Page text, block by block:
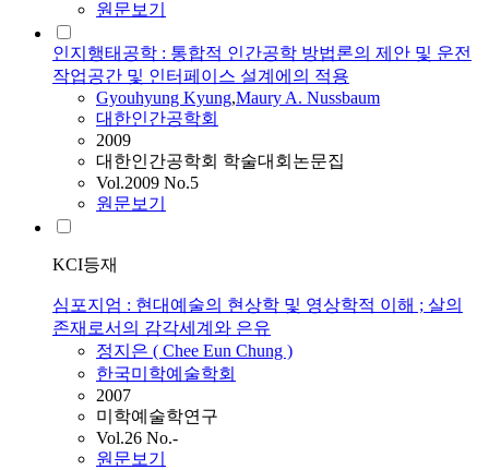
원문보기
인지행태공학 : 통합적 인간공학 방법론의 제안 및 운전
작업공간 및 인터페이스 설계에의 적용
Gyouhyung Kyung,Maury A. Nussbaum
대한인간공학회
2009
대한인간공학회 학술대회논문집
Vol.2009 No.5
원문보기
KCI등재
심포지엄 : 현대예술의 현상학 및 영상학적 이해 ; 살의
존재로서의 감각세계와 은유
정지은 ( Chee Eun Chung )
한국미학예술학회
2007
미학예술학연구
Vol.26 No.-
원문보기